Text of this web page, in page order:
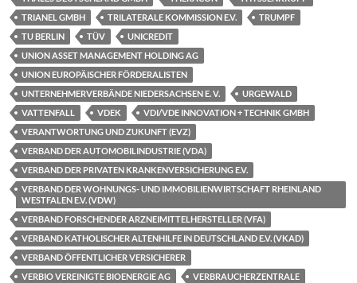
TRIANEL GMBH
TRILATERALE KOMMISSION E.V.
TRUMPF
TU BERLIN
TÜV
UNICREDIT
UNION ASSET MANAGEMENT HOLDING AG
UNION EUROPÄISCHER FÖRDERALISTEN
UNTERNEHMERVERBÄNDE NIEDERSACHSEN E. V.
URGEWALD
VATTENFALL
VDEK
VDI/VDE INNOVATION + TECHNIK GMBH
VERANTWORTUNG UND ZUKUNFT (EVZ)
VERBAND DER AUTOMOBILINDUSTRIE (VDA)
VERBAND DER PRIVATEN KRANKENVERSICHERUNG E.V.
VERBAND DER WOHNUNGS- UND IMMOBILIENWIRTSCHAFT RHEINLAND
WESTFALEN E.V. (VDW)
VERBAND FORSCHENDER ARZNEIMITTELHERSTELLER (VFA)
VERBAND KATHOLISCHER ALTENHILFE IN DEUTSCHLAND E.V. (VKAD)
VERBAND ÖFFENTLICHER VERSICHERER
VERBIO VEREINIGTE BIOENERGIE AG
VERBRAUCHERZENTRALE